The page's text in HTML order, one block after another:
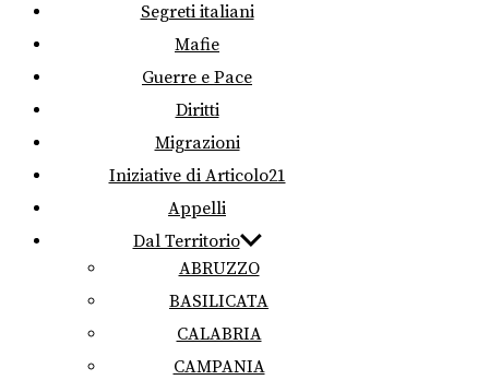
Segreti italiani
Mafie
Guerre e Pace
Diritti
Migrazioni
Iniziative di Articolo21
Appelli
Dal Territorio
ABRUZZO
BASILICATA
CALABRIA
CAMPANIA